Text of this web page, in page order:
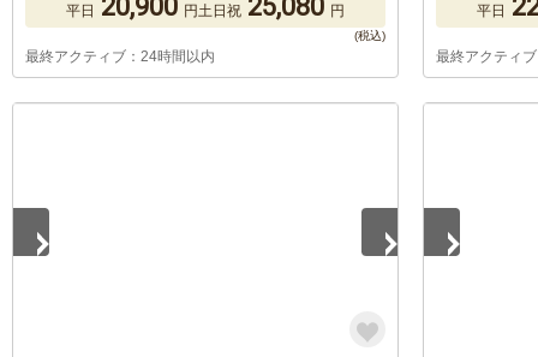
平日 20,900 円土日祝 25,080 円
最終アクティブ：24時間以内
平日
最終アクティ